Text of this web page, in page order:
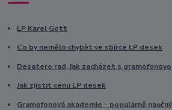
LP Karel Gott
Co by nemělo chybět ve sbírce LP desek
Desatero rad, jak zacházet s
Jak zjistit cenu LP desek
Gramofonová akademie - populárně